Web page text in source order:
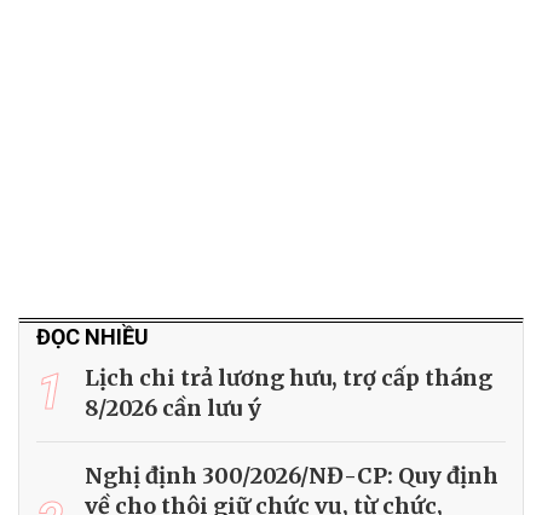
ĐỌC NHIỀU
1
Lịch chi trả lương hưu, trợ cấp tháng
8/2026 cần lưu ý
Nghị định 300/2026/NĐ-CP: Quy định
về cho thôi giữ chức vụ, từ chức,